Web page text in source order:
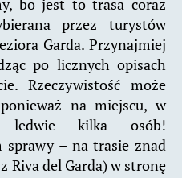
bo jest to trasa coraz
przez turystów
Garda. Przynajmiej
po licznych opisach
Rzeczywistość może
na miejscu, w
ledwie kilka osób!
sprawy – na trasie znad
Riva del Garda) w stronę